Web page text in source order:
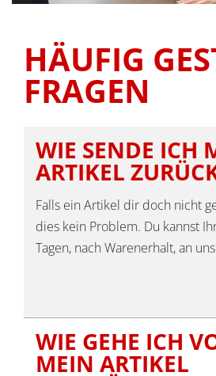
HÄUFIG
FRAGEN
WIE SENDE ICH
ARTIKEL
Falls ein Artikel dir doch nicht
dies kein Problem. Du kannst
Tagen, nach Warenerhalt, an
WIE GEHE ICH
MEIN ARTIKEL